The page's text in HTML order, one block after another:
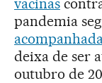
vacinas
pandemia
deixa de ser
outubro de